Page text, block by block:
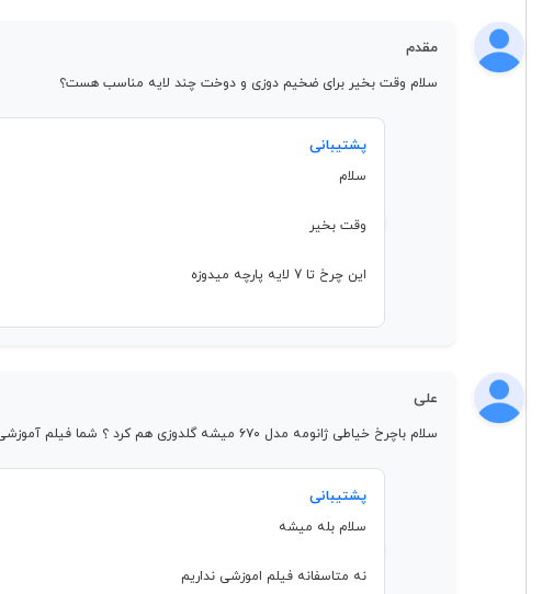
مقدم
سلام وقت بخیر برای ضخیم دوزی و دوخت چند لایه مناسب هست؟
پشتیبانی
سلام
وقت بخیر
این چرخ تا 7 لایه پارچه میدوزه
علی
سلام باچرخ خیاطی ژانومه مدل ۶۷۰ میشه گلدوزی هم کرد ؟ شما فیلم آموزشی دارید برای ما بفرستید؟
پشتیبانی
سلام بله میشه
نه متاسفانه فیلم اموزشی نداریم